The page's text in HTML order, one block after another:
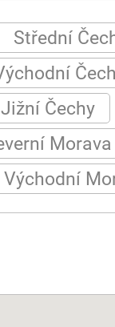
Střední
Jižní Čechy
Morava
Východní